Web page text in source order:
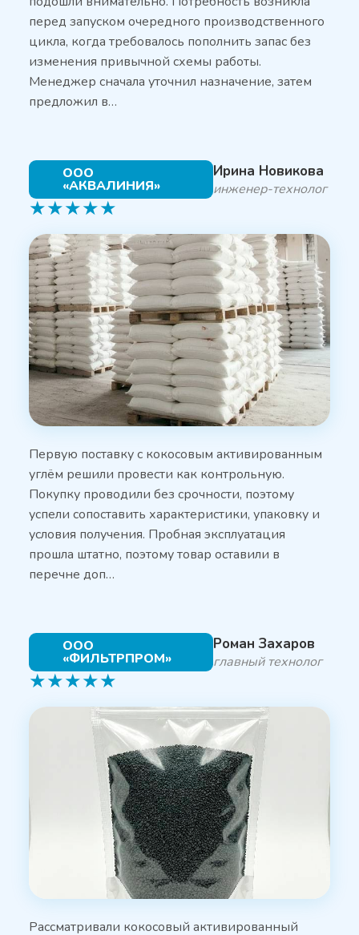
перед запуском очередного производственного
цикла, когда требовалось пополнить запас без
изменения привычной схемы работы.
Менеджер сначала уточнил назначение, затем
предложил в…
ООО
«АКВАЛИНИЯ»
Ирина Новикова
инженер-технолог
★★★★★
Первую поставку с кокосовым активированным
углём решили провести как контрольную.
Покупку проводили без срочности, поэтому
успели сопоставить характеристики, упаковку и
условия получения. Пробная эксплуатация
прошла штатно, поэтому товар оставили в
перечне доп…
ООО
«ФИЛЬТРПРОМ»
Роман Захаров
главный технолог
★★★★★
Рассматривали кокосовый активированный